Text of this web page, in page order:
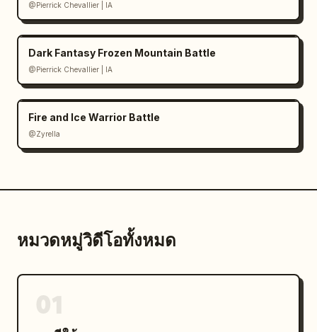
@Pierrick Chevallier | IA
Dark Fantasy Frozen Mountain Battle
@Pierrick Chevallier | IA
Fire and Ice Warrior Battle
@Zyrella
หมวดหมู่วิดีโอทั้งหมด